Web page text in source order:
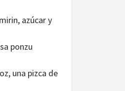
azúcar y
ponzu
una pizca de